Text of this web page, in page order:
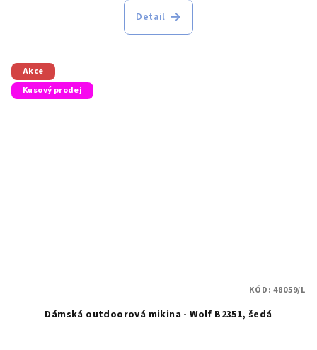
Detail
Akce
Kusový prodej
Dámská outdoorová mikina - Wolf B2351, šedá
KÓD:48059/L